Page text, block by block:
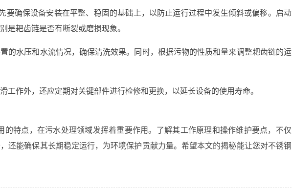
要确保设备安装在平整、稳固的基础上，以防止运行过程中发生倾斜或偏移。启动
是耙齿链是否有断裂或磨损现象。
的水压和水流情况，确保清洗效果。同时，根据污物的性质和量来调整耙齿链的运
工作外，还应定期对关键部件进行检修和更换，以延长设备的使用寿命。
的特点，在污水处理领域发挥着重要作用。了解其工作原理和操作维护要点，不仅
还能确保其长期稳定运行，为环境保护贡献力量。希望本文的揭秘能让您对不锈钢